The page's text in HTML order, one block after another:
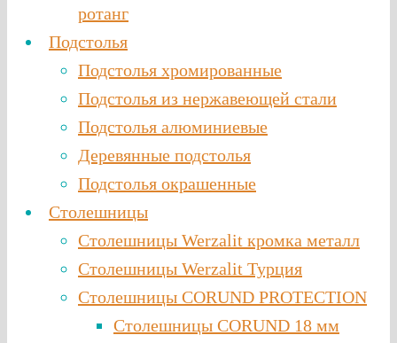
ротанг
Подстолья
Подстолья хромированные
Подстолья из нержавеющей стали
Подстолья алюминиевые
Деревянные подстолья
Подстолья окрашенные
Столешницы
Столешницы Werzalit кромка металл
Столешницы Werzalit Турция
Столешницы CORUND PROTECTION
Столешницы CORUND 18 мм